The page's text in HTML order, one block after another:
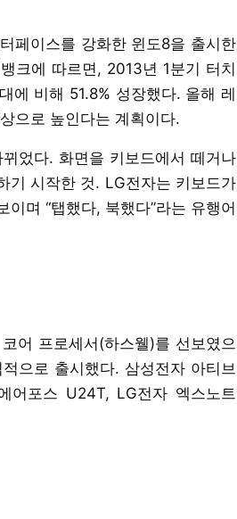
페이스를 강화한 윈도8을 출시한
크에 따르면, 2013년 1분기 터치
에 비해 51.8% 성장했다. 올해 레
으로 높인다는 계획이다.
었다. 화면을 키보드에서 떼거나
기 시작한 것. LG전자는 키보드가
며 “탭했다, 북했다”라는 유행어
어 프로세서(하스웰)를 선보였으
으로 출시했다. 삼성전자 아티브
어포스 U24T, LG전자 엑스노트